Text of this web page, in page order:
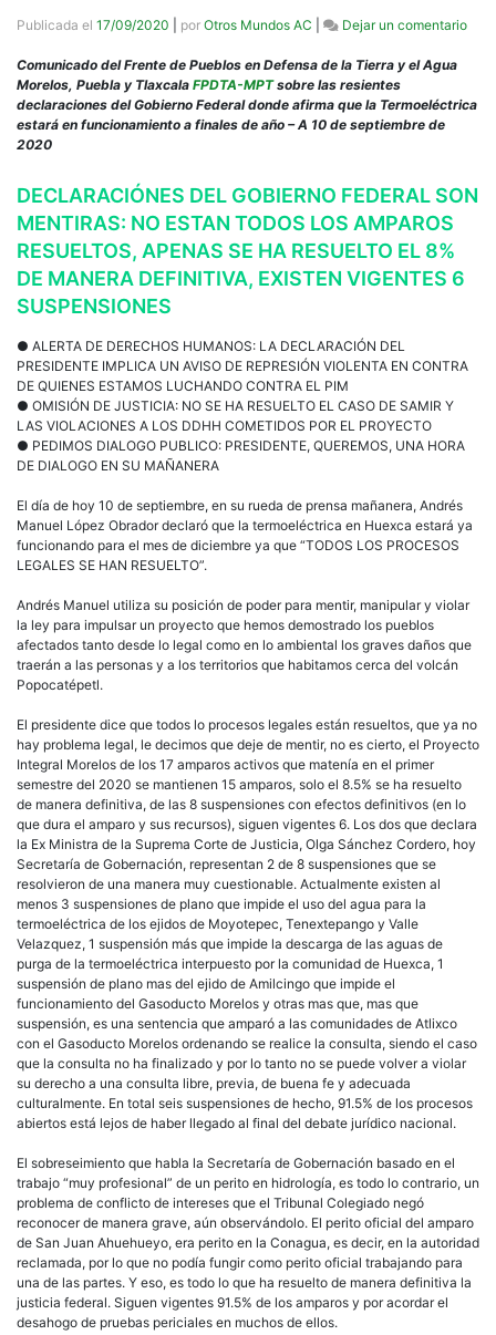
Publicada el 17/09/2020 por Otros Mundos AC Dejar un comentarioen
del
No
Comunicado del Frente de Pueblos en Defensa de la Tierra y el Agua
Morelos, Puebla y Tlaxcala FPDTA-MPTsobre las resientes
declaraciones del Gobierno Federal donde afirma que la Termoeléctrica
estará en funcionamiento a finales de año – A 10 de septiembre de
2020
DECLARACIÓNES DEL GOBIERNO FEDERAL SON
MENTIRAS: NO ESTAN TODOS LOS AMPAROS
RESUELTOS, APENAS SE HA RESUELTO EL 8%
DE MANERA DEFINITIVA, EXISTEN VIGENTES 6
SUSPENSIONES
● ALERTA DE DERECHOS HUMANOS: LA DECLARACIÓN DEL
PRESIDENTE IMPLICA UN AVISO DE REPRESIÓN VIOLENTA EN CONTRA
DE QUIENES ESTAMOS LUCHANDO CONTRA EL PIM
● OMISIÓN DE JUSTICIA: NO SE HA RESUELTO EL CASO DE SAMIR Y
LAS VIOLACIONES A LOS DDHH COMETIDOS POR EL PROYECTO
● PEDIMOS DIALOGO PUBLICO: PRESIDENTE, QUEREMOS, UNA HORA
DE DIALOGO EN SU MAÑANERA
El día de hoy 10 de septiembre, en su rueda de prensa mañanera, Andrés
Manuel López Obrador declaró que la termoeléctrica en Huexca estará ya
funcionando para el mes de diciembre ya que “TODOS LOS PROCESOS
LEGALES SE HAN RESUELTO”.
Andrés Manuel utiliza su posición de poder para mentir, manipular y violar
la ley para impulsar un proyecto que hemos demostrado los pueblos
afectados tanto desde lo legal como en lo ambiental los graves daños que
traerán a las personas y a los territorios que habitamos cerca del volcán
Popocatépetl.
El presidente dice que todos lo procesos legales están resueltos, que ya no
hay problema legal, le decimos que deje de mentir, no es cierto, el Proyecto
Integral Morelos de los 17 amparos activos que matenía en el primer
semestre del 2020 se mantienen 15 amparos, solo el 8.5% se ha resuelto
de manera definitiva, de las 8 suspensiones con efectos definitivos (en lo
que dura el amparo y sus recursos), siguen vigentes 6. Los dos que declara
la Ex Ministra de la Suprema Corte de Justicia, Olga Sánchez Cordero, hoy
Secretaría de Gobernación, representan 2 de 8 suspensiones que se
resolvieron de una manera muy cuestionable. Actualmente existen al
menos 3 suspensiones de plano que impide el uso del agua para la
termoeléctrica de los ejidos de Moyotepec, Tenextepango y Valle
Velazquez, 1 suspensión más que impide la descarga de las aguas de
purga de la termoeléctrica interpuesto por la comunidad de Huexca, 1
suspensión de plano mas del ejido de Amilcingo que impide el
funcionamiento del Gasoducto Morelos y otras mas que, mas que
suspensión, es una sentencia que amparó a las comunidades de Atlixco
con el Gasoducto Morelos ordenando se realice la consulta, siendo el caso
que la consulta no ha finalizado y por lo tanto no se puede volver a violar
su derecho a una consulta libre, previa, de buena fe y adecuada
culturalmente. En total seis suspensiones de hecho, 91.5% de los procesos
abiertos está lejos de haber llegado al final del debate jurídico nacional.
El sobreseimiento que habla la Secretaría de Gobernación basado en el
trabajo “muy profesional” de un perito en hidrología, es todo lo contrario, un
problema de conflicto de intereses que el Tribunal Colegiado negó
reconocer de manera grave, aún observándolo. El perito oficial del amparo
de San Juan Ahuehueyo, era perito en la Conagua, es decir, en la autoridad
reclamada, por lo que no podía fungir como perito oficial trabajando para
una de las partes. Y eso, es todo lo que ha resuelto de manera definitiva la
justicia federal. Siguen vigentes 91.5% de los amparos y por acordar el
desahogo de pruebas periciales en muchos de ellos.